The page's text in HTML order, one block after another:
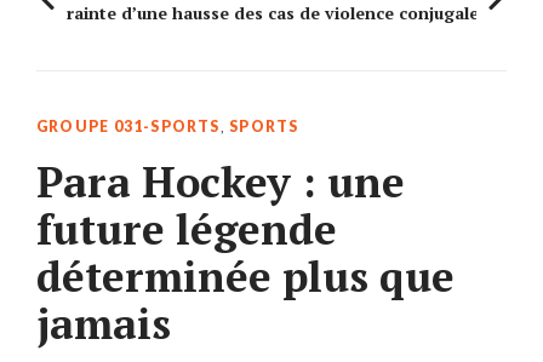
Crainte d’une hausse des cas de violence conjugale
GROUPE 031-SPORTS,SPORTS
Para Hockey : une
future légende
déterminée plus que
jamais